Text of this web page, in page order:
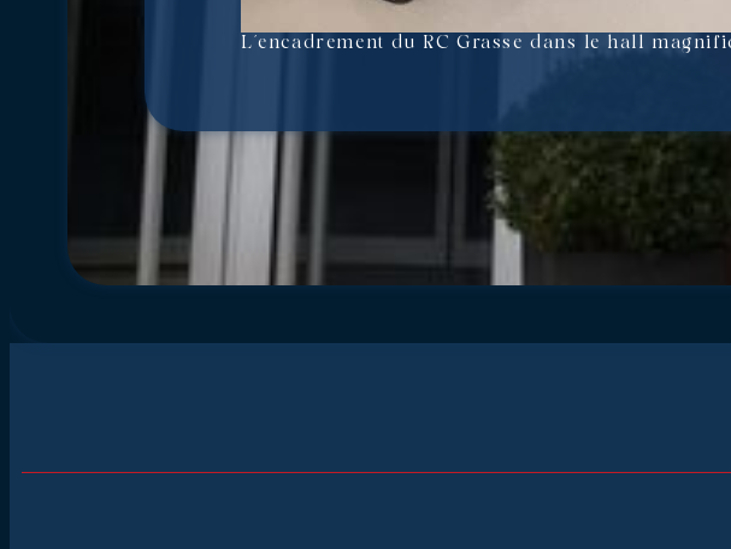
L’encadrement du RC Grasse dans le hall